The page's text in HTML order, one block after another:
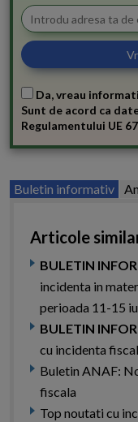
Da, vreau
Sunt de acord ca
Regulamentului UE
Buletin informativ
Articole
BULETIN
incidenta in
perioada 11-15
BULETIN
cu incidenta
Buletin ANAF:
fiscala
Top noutati cu